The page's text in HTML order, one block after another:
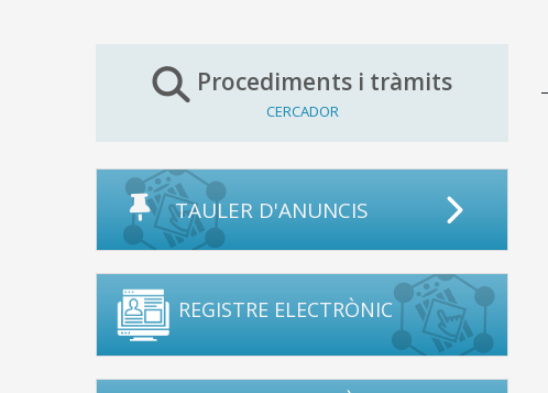
Procediments i tràmits
CERCADOR
TAULER D'ANUNCIS
REGISTRE ELECTRÒNIC